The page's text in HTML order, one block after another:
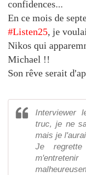
confidences...
En ce mois de
#Listen25, je
Nikos qui
Michael !!
Son rêve serait
Interviewer
truc, je ne
mais je
Je